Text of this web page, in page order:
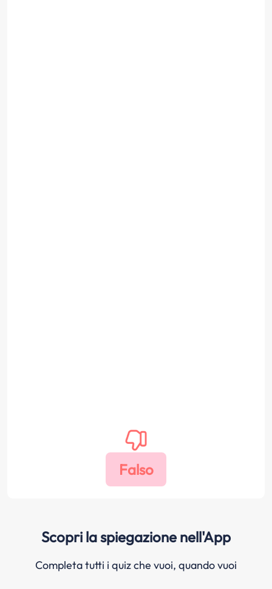
Scopri la spiegazione nell'App
Completa tutti i quiz che vuoi, quando vuoi